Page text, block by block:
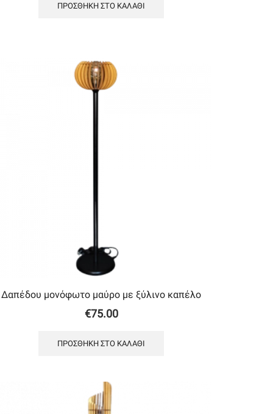
ΠΡΟΣΘΉΚΗ ΣΤΟ ΚΑΛΆΘΙ
Δαπέδου μονόφωτο μαύρο με ξύλινο καπέλο
€75.00
ΠΡΟΣΘΉΚΗ ΣΤΟ ΚΑΛΆΘΙ